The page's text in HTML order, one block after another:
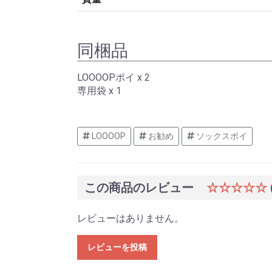
同梱品
LOOOOPポイ x 2
専用袋 x 1
LOOOOP お勧め ソックスポイ
この商品のレビュー ☆☆☆☆☆
レビューはありません。
レビューを投稿